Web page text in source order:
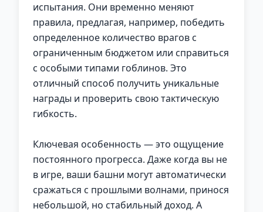
испытания. Они временно меняют
правила, предлагая, например, победить
определенное количество врагов с
ограниченным бюджетом или справиться
с особыми типами гоблинов. Это
отличный способ получить уникальные
награды и проверить свою тактическую
гибкость.
Ключевая особенность — это ощущение
постоянного прогресса. Даже когда вы не
в игре, ваши башни могут автоматически
сражаться с прошлыми волнами, принося
небольшой, но стабильный доход. А